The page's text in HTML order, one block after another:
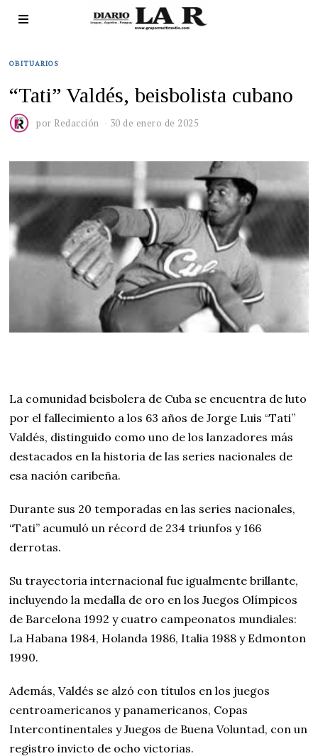
OBITUARIOS
“Tati” Valdés, beisbolista cubano
por Redacción 30 de enero de 2025
La comunidad beisbolera de Cuba se encuentra de luto
por el fallecimiento a los 63 años de Jorge Luis “Tati”
Valdés, distinguido como uno de los lanzadores más
destacados en la historia de las series nacionales de
esa nación caribeña.
Durante sus 20 temporadas en las series nacionales,
“Tati” acumuló un récord de 234 triunfos y 166
derrotas.
Su trayectoria internacional fue igualmente brillante,
incluyendo la medalla de oro en los Juegos Olímpicos
de Barcelona 1992 y cuatro campeonatos mundiales:
La Habana 1984, Holanda 1986, Italia 1988 y Edmonton
1990.
Además, Valdés se alzó con títulos en los juegos
centroamericanos y panamericanos, Copas
Intercontinentales y Juegos de Buena Voluntad, con un
registro invicto de ocho victorias.